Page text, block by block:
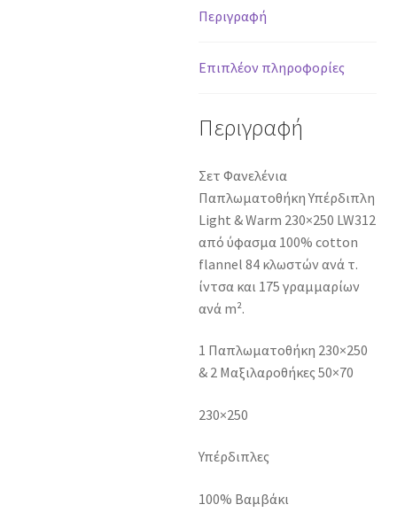
Περιγραφή
Επιπλέον πληροφορίες
Περιγραφή
Σετ Φανελένια
Παπλωματοθήκη Υπέρδιπλη
Light & Warm 230×250 LW312
από ύφασμα 100% cotton
flannel 84 κλωστών ανά τ.
ίντσα και 175 γραμμαρίων
ανά m².
1 Παπλωματοθήκη 230×250
& 2 Μαξιλαροθήκες 50×70
230×250
Υπέρδιπλες
100% Βαμβάκι